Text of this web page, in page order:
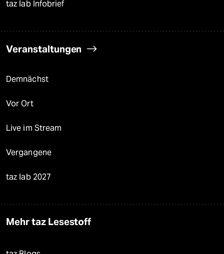
taz lab Infobrief
Veranstaltungen
Demnächst
Vor Ort
Live im Stream
Vergangene
taz lab 2027
Mehr taz Lesestoff